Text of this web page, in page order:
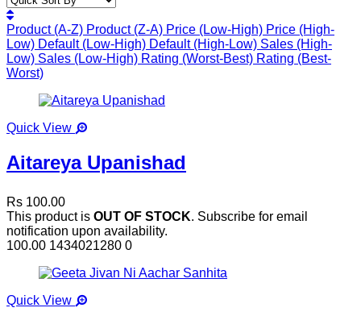
Product (A-Z) Product (Z-A) Price (Low-High) Price (High-
Low) Default (Low-High) Default (High-Low) Sales (High-
Low) Sales (Low-High) Rating (Worst-Best) Rating (Best-
Worst)
Quick View
Aitareya Upanishad
Rs 100.00
This product is OUT OF STOCK. Subscribe for email
notification upon availability.
100.00 1434021280 0
Quick View